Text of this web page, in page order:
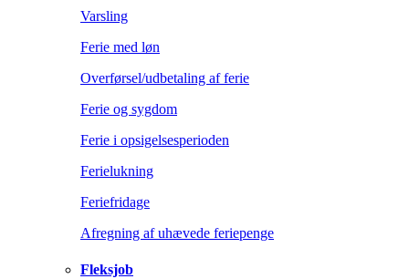
Varsling
Ferie med løn
Overførsel/udbetaling af ferie
Ferie og sygdom
Ferie i opsigelsesperioden
Ferielukning
Feriefridage
Afregning af uhævede feriepenge
Fleksjob